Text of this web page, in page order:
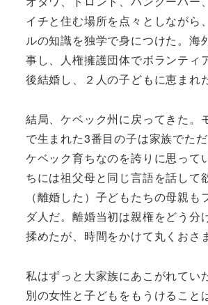
イチと住む場所を点々としながら
ルの知識を独学で身につけた。海
事し、人権擁護団体でボランティ
後結婚し、２人の子どもに恵まれた
結局、ケベック州に戻ってきた。
で生まれた3番目の子は家族でた
ケベック育ちなのを誇りに思って
ちには祖父母と同じ言語を話して
（離婚した）子どもたちの母親も
ダ人だ。離婚当初は親権をどう分
揉めたが、時間をかけて丸くおさ
私はずっと大家族にあこがれてい
別の女性と子どもをもうけること